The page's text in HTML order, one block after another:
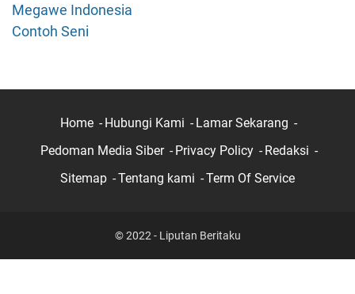
Megawe Indonesia
Contoh Seni
Home Hubungi Kami
Lamar Sekarang
Pedoman Media Siber
Privacy Policy
Redaksi
Sitemap
Tentang kami Term Of Service
© 2022 - Liputan Beritaku